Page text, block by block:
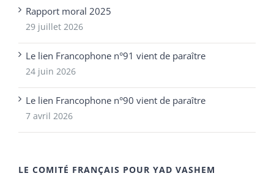
Rapport moral 2025
29 juillet 2026
Le lien Francophone n°91 vient de paraître
24 juin 2026
Le lien Francophone n°90 vient de paraître
7 avril 2026
LE COMITÉ FRANÇAIS POUR YAD VASHEM